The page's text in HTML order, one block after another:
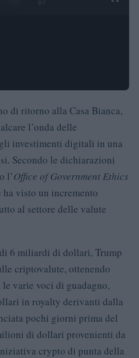
di ritorno alla Casa Bianca,
l’onda delle
investimenti digitali in una
Secondo le dichiarazioni
l’Office of Government Ethics
visto un incremento
al settore delle valute
6 miliardi di dollari, Trump
criptovalute, ottenendo
varie voci di guadagno,
in royalty derivanti dalla
pochi giorni prima del
di dollari provenienti da
crypto di punta della